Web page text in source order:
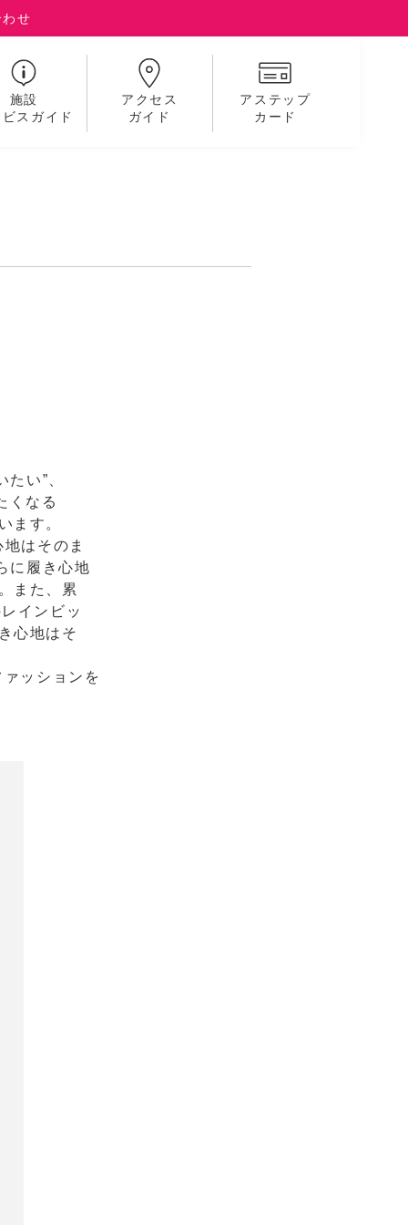
せ
施設
スガイド
アクセス
ガイド
アステップ
カード
い”、
くなる
ます。
はそのま
に履き⼼地
また、累
インビッ
⼼地はそ
ッションを